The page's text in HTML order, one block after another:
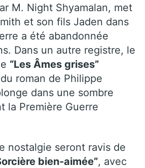
M. Night Shyamalan, met
et son fils Jaden dans
a été abandonnée
Dans un autre registre, le
“Les Âmes grises”
roman de Philippe
dans une sombre
la Première Guerre
nostalgie seront ravis de
bien-aimée”, avec